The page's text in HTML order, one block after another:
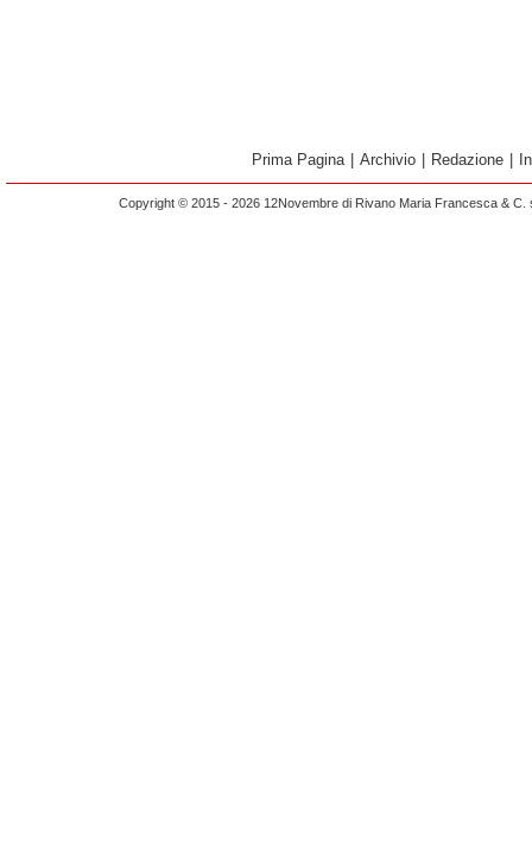
Prima Pagina Archivio Redazione
Copyright © 2015 - 2026 12Novembre di Rivano Maria Francesca &